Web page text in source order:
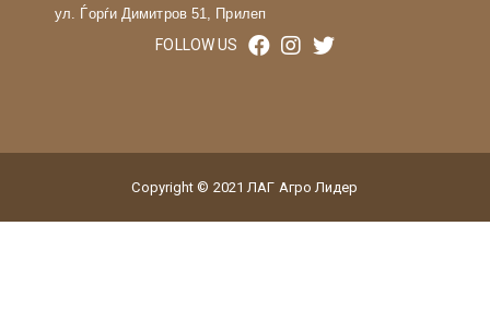
ул. Ѓорѓи Димитров 51, Прилеп
FOLLOW US
Copyright © 2021 ЛАГ Агро Лидер